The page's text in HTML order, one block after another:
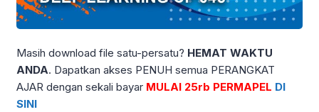
Masih download file satu-persatu? HEMAT WAKTU
ANDA. Dapatkan akses PENUH semua PERANGKAT
AJAR dengan sekali bayar MULAI 25rb PERMAPEL DI
SINI